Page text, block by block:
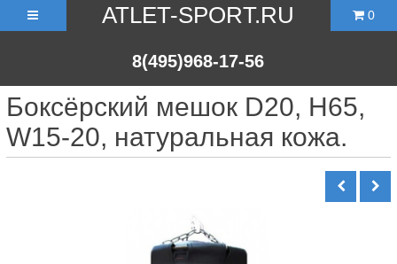
ATLET-SPORT.RU
8(495)968-17-56
0
Боксёрский мешок D20, H65,
W15-20, натуральная кожа.